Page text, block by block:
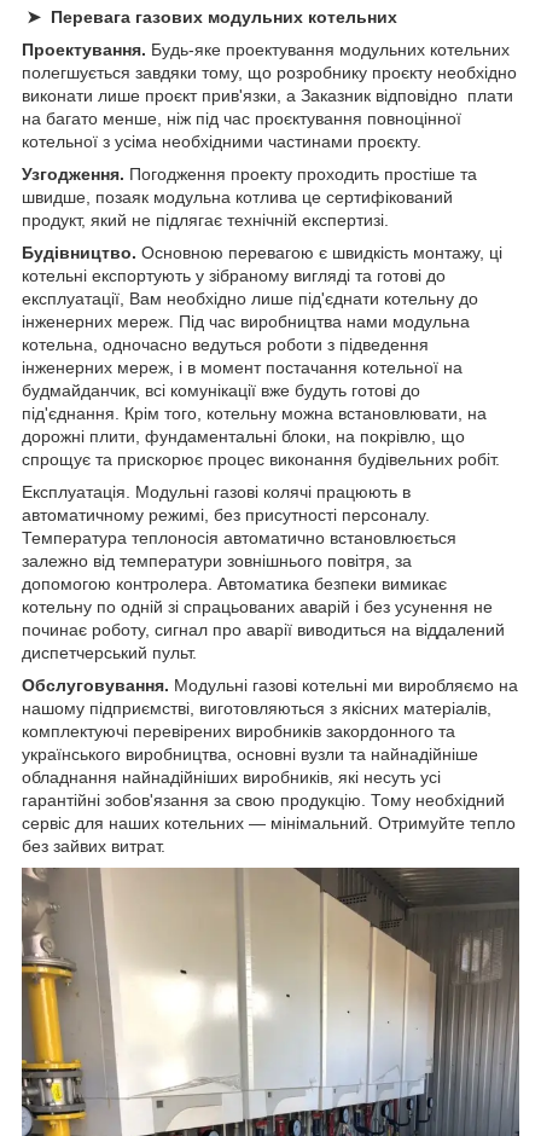
➤ Перевага газових модульних котельних
Проектування. Будь-яке проектування модульних котельних
полегшується завдяки тому, що розробнику проєкту необхідно
виконати лише проєкт прив'язки, а Заказник відповідно плати
на багато менше, ніж під час проєктування повноцінної
котельної з усіма необхідними частинами проєкту.
Узгодження. Погодження проекту проходить простіше та
швидше, позаяк модульна котлива це сертифікований
продукт, який не підлягає технічній експертизі.
Будівництво. Основною перевагою є швидкість монтажу, ці
котельні експортують у зібраному вигляді та готові до
експлуатації, Вам необхідно лише під'єднати котельну до
інженерних мереж. Під час виробництва нами модульна
котельна, одночасно ведуться роботи з підведення
інженерних мереж, і в момент постачання котельної на
будмайданчик, всі комунікації вже будуть готові до
під'єднання. Крім того, котельну можна встановлювати, на
дорожні плити, фундаментальні блоки, на покрівлю, що
спрощує та прискорює процес виконання будівельних робіт.
Експлуатація. Модульні газові колячі працюють в
автоматичному режимі, без присутності персоналу.
Температура теплоносія автоматично встановлюється
залежно від температури зовнішнього повітря, за
допомогою контролера. Автоматика безпеки вимикає
котельну по одній зі спрацьованих аварій і без усунення не
починає роботу, сигнал про аварії виводиться на віддалений
диспетчерський пульт.
Обслуговування. Модульні газові котельні ми виробляємо на
нашому підприємстві, виготовляються з якісних матеріалів,
комплектуючі перевірених виробників закордонного та
українського виробництва, основні вузли та найнадійніше
обладнання найнадійніших виробників, які несуть усі
гарантійні зобов'язання за свою продукцію. Тому необхідний
сервіс для наших котельних — мінімальний. Отримуйте тепло
без зайвих витрат.